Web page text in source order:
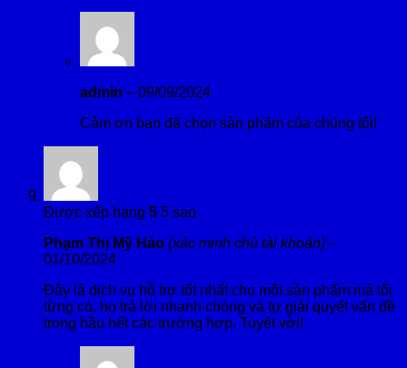
admin – 09/09/2024
Cảm ơn bạn đã chọn sản phẩm của chúng tôi!
Được xếp hạng 5 5 sao
Phạm Thị Mỹ Hảo (xác minh chủ tài khoản) –
01/10/2024
Đây là dịch vụ hỗ trợ tốt nhất cho một sản phẩm mà tôi
từng có, họ trả lời nhanh chóng và tự giải quyết vấn đề
trong hầu hết các trường hợp. Tuyệt vời!